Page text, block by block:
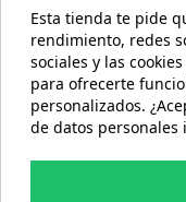
Portes gratis
En pedidos
Esta tienda te pide
rendimiento, redes
sociales y las
para ofrecerte
personalizados.
de datos personales